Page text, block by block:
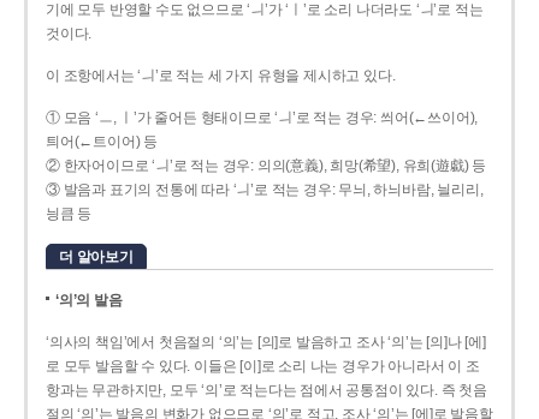
기에 모두 반영할 수도 없으므로 ‘ㅢ’가 ‘ㅣ’로 소리 나더라도 ‘ㅢ’로 적는
것이다.
이 조항에서는 ‘ㅢ’로 적는 세 가지 유형을 제시하고 있다.
① 모음 ‘ㅡ, ㅣ’가 줄어든 형태이므로 ‘ㅢ’로 적는 경우: 씌어(←쓰이어),
틔어(←트이어) 등
② 한자어이므로 ‘ㅢ’로 적는 경우: 의의(意義), 희망(希望), 유희(遊戱) 등
③ 발음과 표기의 전통에 따라 ‘ㅢ’로 적는 경우: 무늬, 하늬바람, 늴리리,
닁큼 등
더 알아보기
‘의’의 발음
‘의사의 책임’에서 첫음절의 ‘의’는 [의]로 발음하고 조사 ‘의’는 [의]나 [에]
로 모두 발음할 수 있다. 이들은 [이]로 소리 나는 경우가 아니라서 이 조
항과는 무관하지만, 모두 ‘의’로 적는다는 점에서 공통점이 있다. 즉 첫음
절의 ‘의’는 발음의 변화가 없으므로 ‘의’로 적고, 조사 ‘의’는 [에]로 발음할